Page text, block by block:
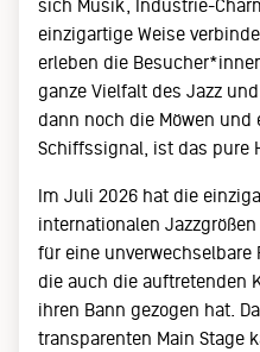
sich Musik, Industrie-
einzigartige Weise
erleben die
ganze Vielfalt des Jazz
dann noch die Möwen und
Schiffssignal, ist das pure
Im Juli 2026 hat die
internationalen
für eine unverwechselbare
die auch die auftretenden
ihren Bann gezogen hat.
transparenten Main Stage